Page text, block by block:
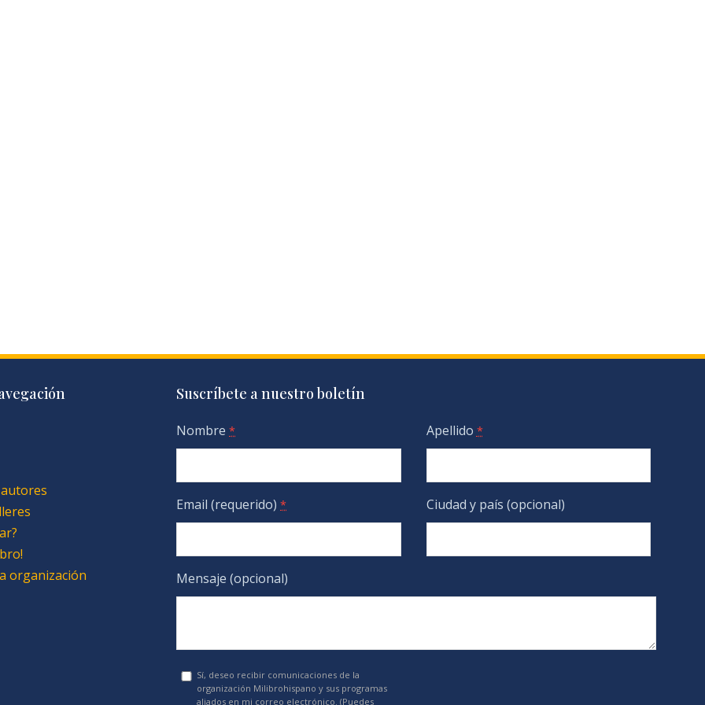
organización
Suscríbete a nuestro boletín
Nombre * Apellido *
Email (requerido) * Ciudad y país (opcional)
Mensaje (opcional)
Sí, deseo recibir comunicaciones de la
organización Milibrohispano y sus programas
aliados en mi correo electrónico. (Puedes